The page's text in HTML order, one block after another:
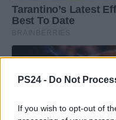
PS24 - Do Not
If you wish to opt-out of